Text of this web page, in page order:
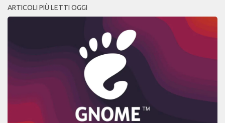
ARTICOLI PIÙ LETTI OGGI